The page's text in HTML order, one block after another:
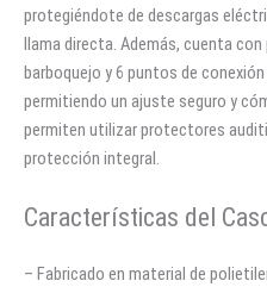
protegiéndote de descargas
llama directa. Además, cuenta
barboquejo y 6 puntos de
permitiendo un ajuste seguro y
permiten utilizar protectores
protección integral.
Características del
– Fabricado en material de